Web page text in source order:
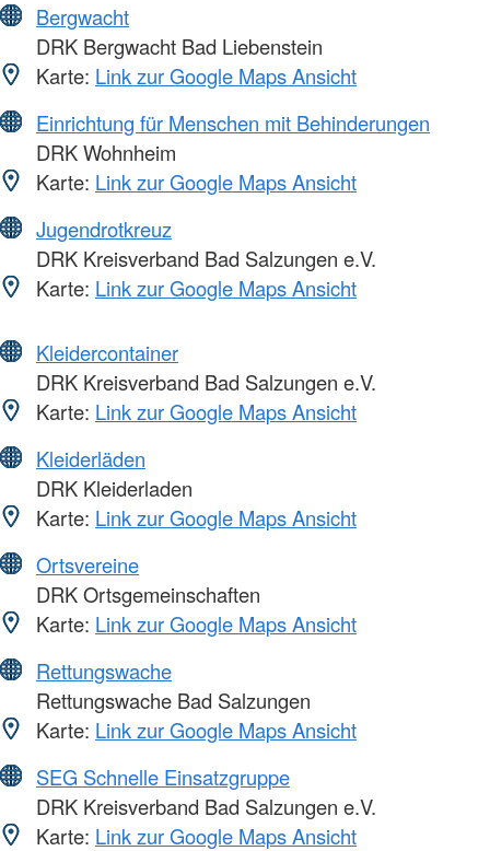
Bergwacht
DRK Bergwacht Bad Liebenstein
Karte: Link zur Google Maps Ansicht
Einrichtung für Menschen mit Behinderungen
DRK Wohnheim
Karte: Link zur Google Maps Ansicht
Jugendrotkreuz
DRK Kreisverband Bad Salzungen e.V.
Karte: Link zur Google Maps Ansicht
Kleidercontainer
DRK Kreisverband Bad Salzungen e.V.
Karte: Link zur Google Maps Ansicht
Kleiderläden
DRK Kleiderladen
Karte: Link zur Google Maps Ansicht
Ortsvereine
DRK Ortsgemeinschaften
Karte: Link zur Google Maps Ansicht
Rettungswache
Rettungswache Bad Salzungen
Karte: Link zur Google Maps Ansicht
SEG Schnelle Einsatzgruppe
DRK Kreisverband Bad Salzungen e.V.
Karte: Link zur Google Maps Ansicht